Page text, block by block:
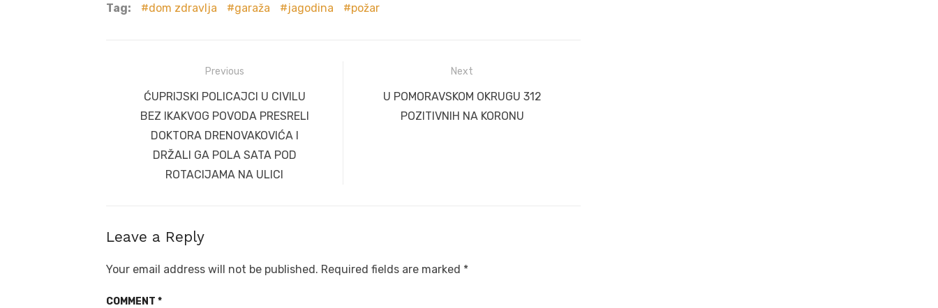
Tag: dom zdravlja garaža jagodina požar
navigation
Previous
Previous
post:
ĆUPRIJSKI POLICAJCI U CIVILU
BEZ IKAKVOG POVODA PRESRELI
DOKTORA DRENOVAKOVIĆA I
DRŽALI GA POLA SATA POD
ROTACIJAMA NA ULICI
Next
Next
U POMORAVSKOM OKRUGU 312
POZITIVNIH NA KORONU
Leave a Reply
Your email address will not be published. Required fields are marked *
COMMENT *